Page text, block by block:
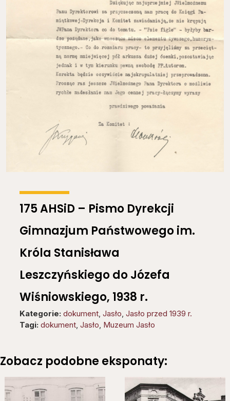
175 AHSiD – Pismo Dyrekcji
Gimnazjum Państwowego im.
Króla Stanisława
Leszczyńskiego do Józefa
Wiśniowskiego, 1938 r.
Kategorie: dokument, Jasło, Jasło przed 1939 r.
Tagi: dokument, Jasło, Muzeum Jasło
Zobacz podobne eksponaty: